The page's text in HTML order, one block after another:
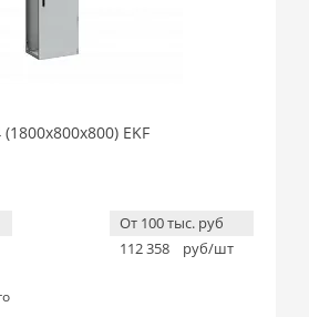
EKF
От 100 тыс. руб
112 358
руб/шт